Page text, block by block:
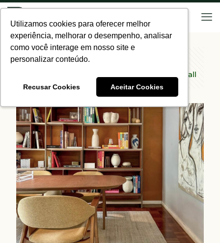
Utilizamos cookies para oferecer melhor
experiência, melhorar o desempenho, analisar
como você interage em nosso site e
personalizar conteúdo.
Recusar Cookies Aceitar Cookies
Utilizamos cookies para oferecer melhor
experiência, melhorar o desempenho, analisar
como você interage em nosso site e
personalizar conteúdo.
Recusar Cookies Aceitar Cookies
Categories Tags
Show all